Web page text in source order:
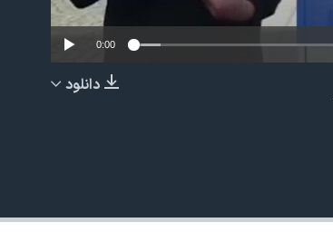
EMBED
0:00
دانلود